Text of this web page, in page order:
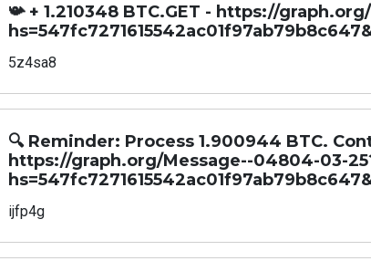
📯 + 1.210348 BTC.GET - https://
5z4sa8
🔍 Reminder: Process 1.900944 BTC.
https://graph.org/Message--04804-03-
ijfp4g